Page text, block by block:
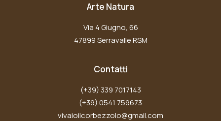
Arte Natura
Via 4 Giugno, 66
47899 Serravalle RSM
Contatti
(+39) 339 7017143
(+39) 0541 759673
vivaioilcorbezzolo@gmail.com